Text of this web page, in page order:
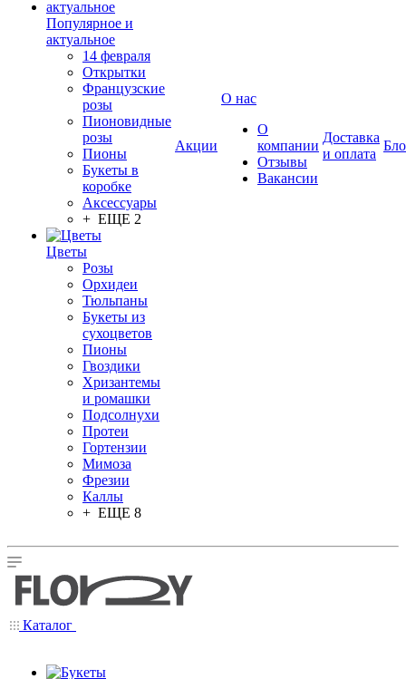
Популярное и
актуальное
14 февраля
Открытки
Французские
розы
Пионовидные
розы
Пионы
Букеты в
коробке
Аксессуары
+ ЕЩЕ 2
Цветы
Розы
Орхидеи
Тюльпаны
Букеты из
сухоцветов
Пионы
Гвоздики
Хризантемы
и ромашки
Подсолнухи
Протеи
Гортензии
Мимоза
Фрезии
Каллы
+ ЕЩЕ 8
Акции
О нас
О
компании
Отзывы
Вакансии
Доставка
и оплата
Каталог